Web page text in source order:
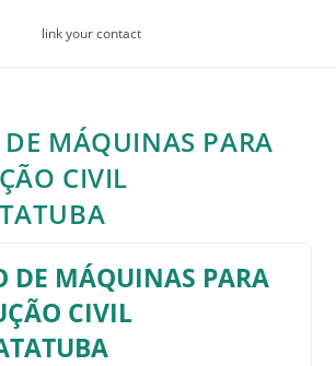
link your contact
MÁQUINAS PARA
CIVIL
DE MÁQUINAS PARA
CIVIL